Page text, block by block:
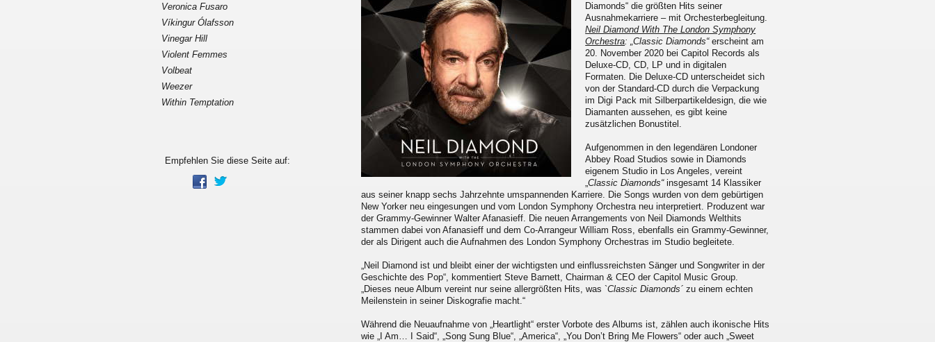
Diamonds“ die größten Hits seiner
Ausnahmekarriere – mit Orchesterbegleitung.
Neil Diamond With The London Symphony
Orchestra: „Classic Diamonds“erscheint am
20. November 2020 bei Capitol Records als
Deluxe-CD, CD, LP und in digitalen
Formaten. Die Deluxe-CD unterscheidet sich
von der Standard-CD durch die Verpackung
im Digi Pack mit Silberpartikeldesign, die wie
Diamanten aussehen, es gibt keine
zusätzlichen Bonustitel.
Aufgenommen in den legendären Londoner
Abbey Road Studios sowie in Diamonds
eigenem Studio in Los Angeles, vereint
„Classic Diamonds“insgesamt 14 Klassiker
aus seiner knapp sechs Jahrzehnte umspannenden Karriere. Die Songs wurden von dem gebürtigen
New Yorker neu eingesungen und vom London Symphony Orchestra neu interpretiert. Produzent war
der Grammy-Gewinner Walter Afanasieff. Die neuen Arrangements von Neil Diamonds Welthits
stammen dabei von Afanasieff und dem Co-Arrangeur William Ross, ebenfalls ein Grammy-Gewinner,
der als Dirigent auch die Aufnahmen des London Symphony Orchestras im Studio begleitete.
„Neil Diamond ist und bleibt einer der wichtigsten und einflussreichsten Sänger und Songwriter in der
Geschichte des Pop“, kommentiert Steve Barnett, Chairman & CEO der Capitol Music Group.
„Dieses neue Album vereint nur seine allergrößten Hits, was `Classic Diamonds´ zu einem echten
Meilenstein in seiner Diskografie macht.“
Während die Neuaufnahme von „Heartlight“ erster Vorbote des Albums ist, zählen auch ikonische Hits
wie „I Am… I Said“, „Song Sung Blue“, „America“, „You Don’t Bring Me Flowers“ oder auch „Sweet
Veronica Fusaro
Víkingur Ólafsson
Vinegar Hill
Violent Femmes
Volbeat
Weezer
Within Temptation
Empfehlen Sie diese Seite auf: